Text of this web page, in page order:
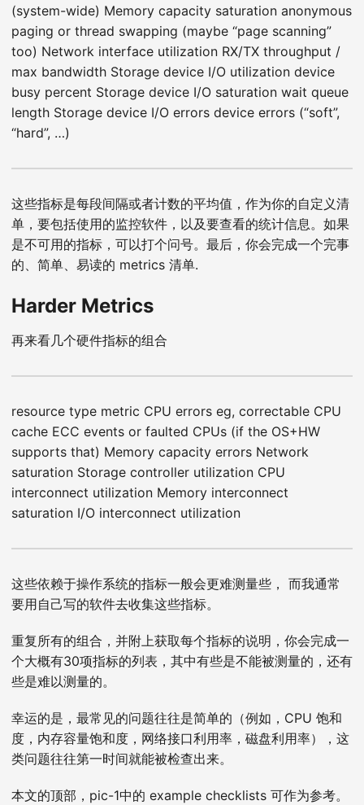
(system-wide) Memory capacity saturation anonymous
paging or thread swapping (maybe “page scanning”
too) Network interface utilization RX/TX throughput /
max bandwidth Storage device I/O utilization device
busy percent Storage device I/O saturation wait queue
length Storage device I/O errors device errors (“soft”,
“hard”, …)
这些指标是每段间隔或者计数的平均值，作为你的自定义清
单，要包括使用的监控软件，以及要查看的统计信息。如果
是不可用的指标，可以打个问号。最后，你会完成一个完事
的、简单、易读的 metrics 清单.
Harder Metrics
再来看几个硬件指标的组合
resource type metric CPU errors eg, correctable CPU
cache ECC events or faulted CPUs (if the OS+HW
supports that) Memory capacity errors Network
saturation Storage controller utilization CPU
interconnect utilization Memory interconnect
saturation I/O interconnect utilization
这些依赖于操作系统的指标一般会更难测量些， 而我通常
要用自己写的软件去收集这些指标。
重复所有的组合，并附上获取每个指标的说明，你会完成一
个大概有30项指标的列表，其中有些是不能被测量的，还有
些是难以测量的。
幸运的是，最常见的问题往往是简单的（例如，CPU 饱和
度，内存容量饱和度，网络接口利用率，磁盘利用率），这
类问题往往第一时间就能被检查出来。
本文的顶部，pic-1中的 example checklists 可作为参考。